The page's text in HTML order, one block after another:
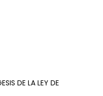
DE LA LEY DE